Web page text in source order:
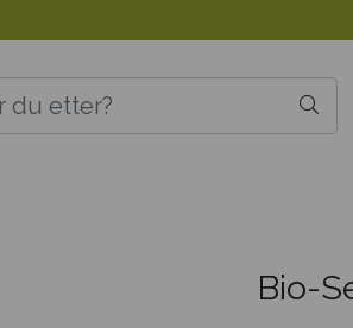
Bio-